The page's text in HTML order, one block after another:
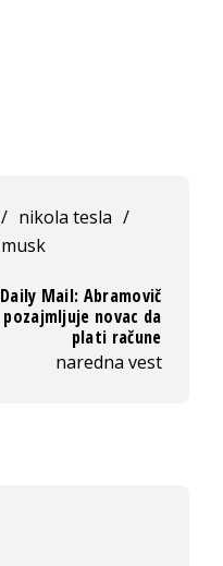
/ nikola tesla /
musk
Daily Mail: Abramovič
pozajmljuje novac da
plati račune
naredna vest